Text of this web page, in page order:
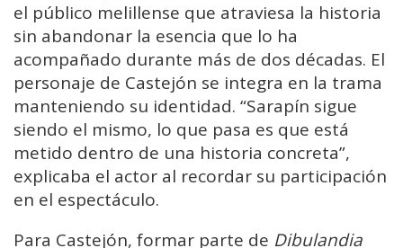
el público melillense que atraviesa la historia
sin abandonar la esencia que lo ha
acompañado durante más de dos décadas. El
personaje de Castejón se integra en la trama
manteniendo su identidad. “Sarapín sigue
siendo el mismo, lo que pasa es que está
metido dentro de una historia concreta”,
explicaba el actor al recordar su participación
en el espectáculo.
Para Castejón, formar parte de Dibulandia